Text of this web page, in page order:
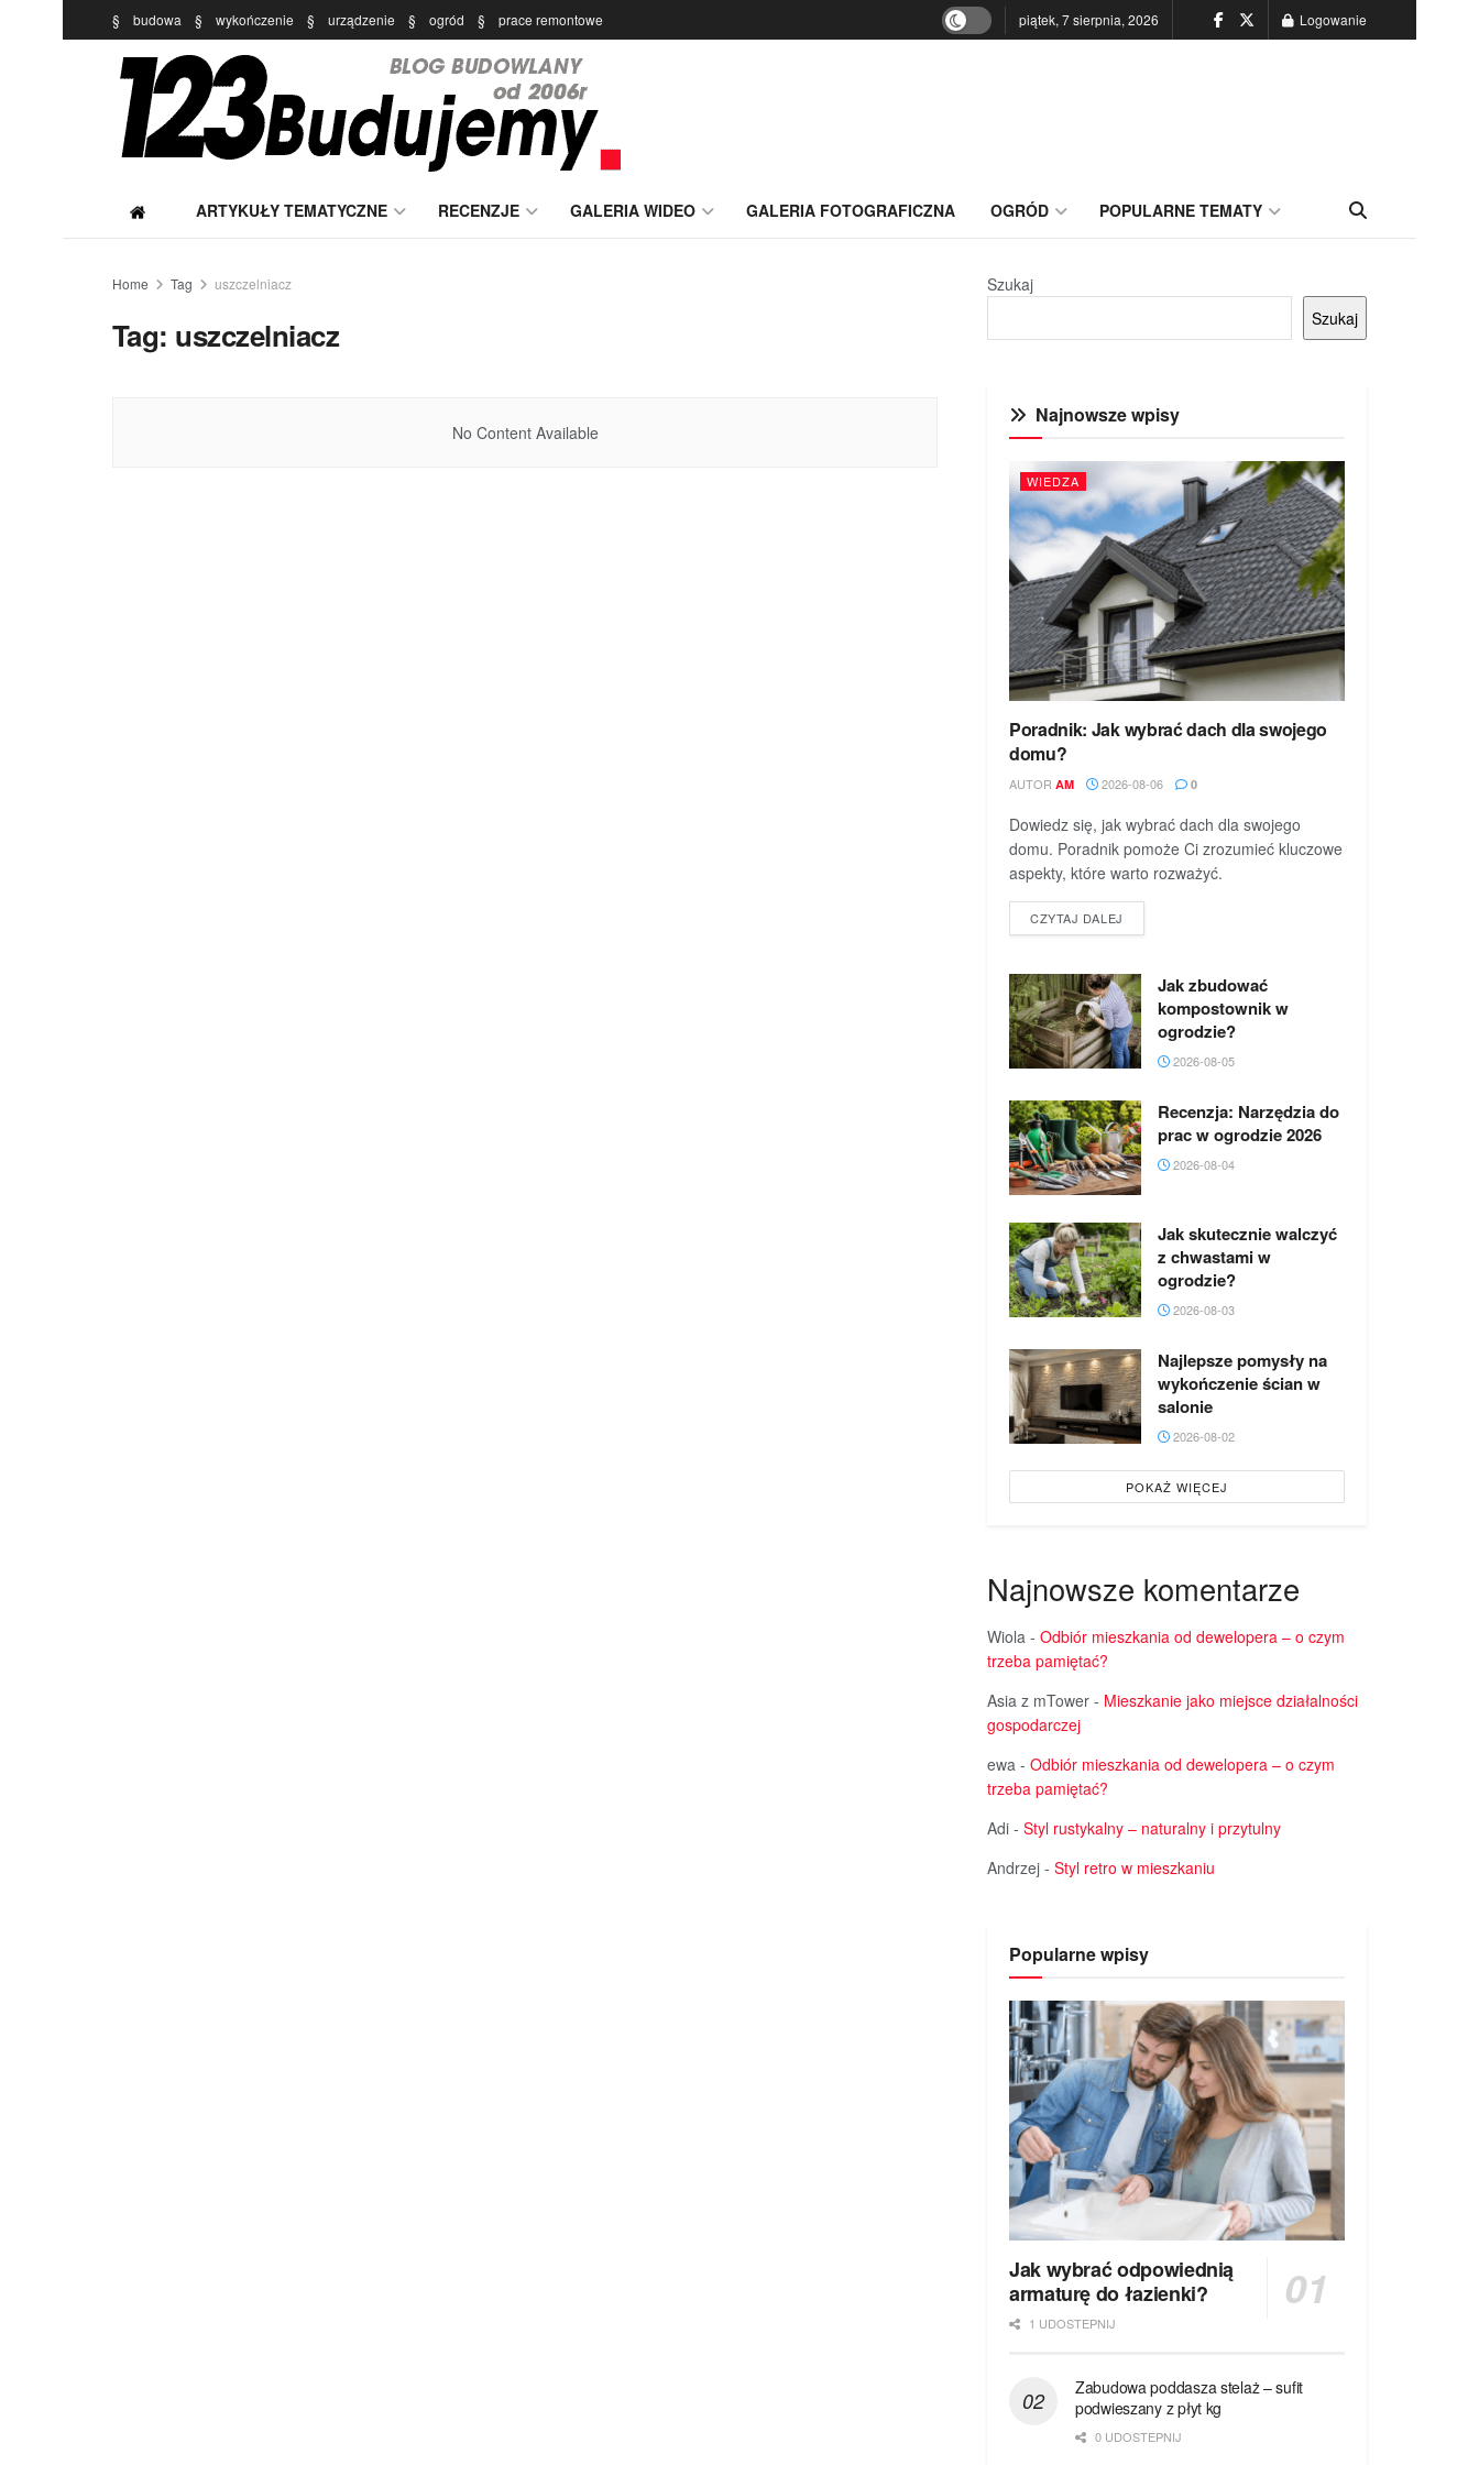
§ budowa § wykończenie § urządzenie § ogród § prace remontowe piątek, 7 sierpnia, 2026 Logowanie
ARTYKUŁY TEMATYCZNE RECENZJE GALERIA WIDEO GALERIA FOTOGRAFICZNA OGRÓD POPULARNE TEMATY
Home Tag uszczelniacz
Tag: uszczelniacz
No Content Available
Szukaj
Szukaj
Najnowsze wpisy
WIEDZA
Poradnik: Jak wybrać dach dla swojego
domu?
AUTOR AM 2026-08-06 0
Dowiedz się, jak wybrać dach dla swojego
domu. Poradnik pomoże Ci zrozumieć kluczowe
aspekty, które warto rozważyć.
CZYTAJ DALEJ
Jak zbudować
kompostownik w
ogrodzie?
2026-08-05
Recenzja: Narzędzia do
prac w ogrodzie 2026
2026-08-04
Jak skutecznie walczyć
z chwastami w
ogrodzie?
2026-08-03
Najlepsze pomysły na
wykończenie ścian w
salonie
2026-08-02
POKAŻ WIĘCEJ
Najnowsze komentarze
Wiola - Odbiór mieszkania od dewelopera – o czym
trzeba pamiętać?
Asia z mTower - Mieszkanie jako miejsce działalności
gospodarczej
ewa - Odbiór mieszkania od dewelopera – o czym
trzeba pamiętać?
Adi - Styl rustykalny – naturalny i przytulny
Andrzej - Styl retro w mieszkaniu
Popularne wpisy
Jak wybrać odpowiednią
armaturę do łazienki?
1 UDOSTEPNIJ
Zabudowa poddasza stelaż – sufit
podwieszany z płyt kg
0 UDOSTEPNIJ